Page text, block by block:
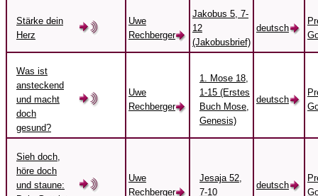
Stärke dein
Herz
Uwe
Rechberger
Jakobus 5, 7-
12
(Jakobusbrief)
deutsch
Was ist
ansteckend
und macht
doch
gesund?
Uwe
Rechberger
1. Mose 18,
1-15 (Erstes
Buch Mose,
Genesis)
deutsch
Sieh doch,
höre doch
und staune:
Uwe
Rechberger
Jesaja 52,
7-10
deutsch